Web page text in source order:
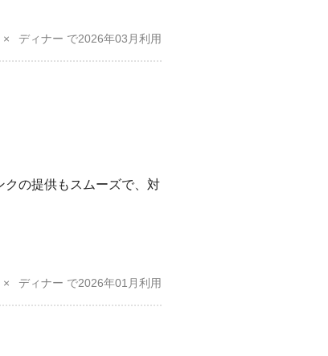
ディナー 2026年03月
クの提供もスムーズで、対
ディナー 2026年01月